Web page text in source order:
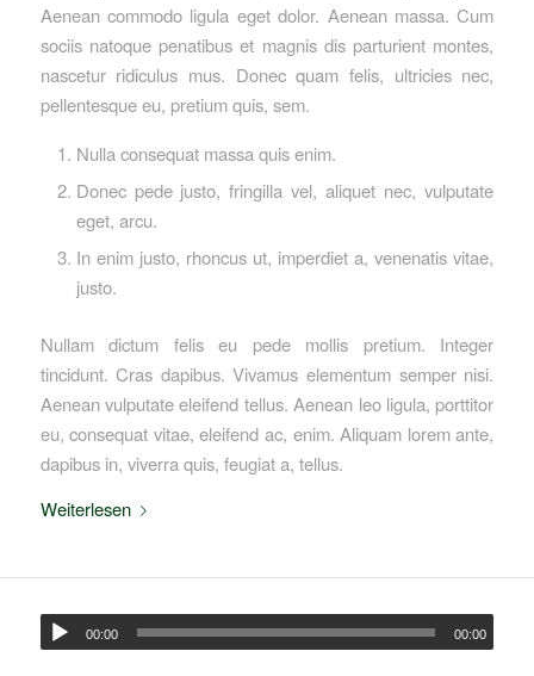
Aenean commodo ligula eget dolor. Aenean massa. Cum
sociis natoque penatibus et magnis dis parturient montes,
nascetur ridiculus mus. Donec quam felis, ultricies nec,
pellentesque eu, pretium quis, sem.
Nulla consequat massa quis enim.
Donec pede justo, fringilla vel, aliquet nec, vulputate
eget, arcu.
In enim justo, rhoncus ut, imperdiet a, venenatis vitae,
justo.
Nullam dictum felis eu pede mollis pretium. Integer
tincidunt. Cras dapibus. Vivamus elementum semper nisi.
Aenean vulputate eleifend tellus. Aenean leo ligula, porttitor
eu, consequat vitae, eleifend ac, enim. Aliquam lorem ante,
dapibus in, viverra quis, feugiat a, tellus.
Weiterlesen
00:00 00:00